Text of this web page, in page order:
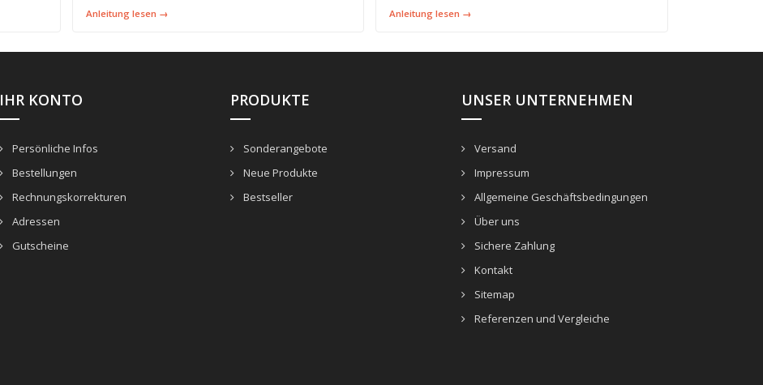
Anleitung lesen → Anleitung lesen →
IHR KONTO
Persönliche Infos
Bestellungen
Rechnungskorrekturen
Adressen
Gutscheine
PRODUKTE
Sonderangebote
Neue Produkte
Bestseller
UNSER UNTERNEHMEN
Versand
Impressum
Allgemeine Geschäftsbedingungen
Über uns
Sichere Zahlung
Kontakt
Sitemap
Referenzen und Vergleiche